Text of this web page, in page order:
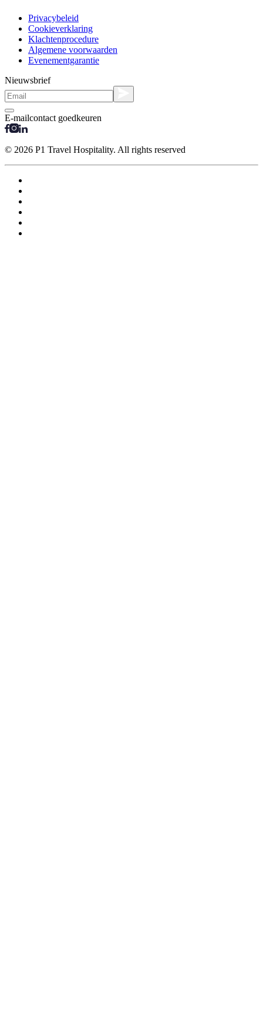
Privacybeleid
Cookieverklaring
Klachtenprocedure
Algemene voorwaarden
Evenementgarantie
Nieuwsbrief
E-mailcontact goedkeuren
© 2026 P1 Travel Hospitality. All rights reserved